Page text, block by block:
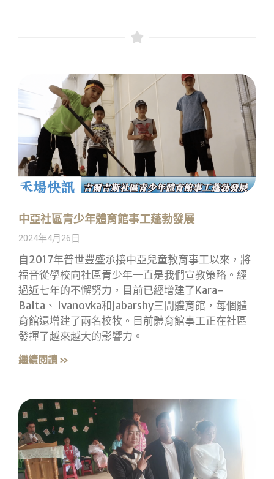
中亞社區青少年體育館事工蓬勃發展
2024年4月26日
自2017年普世豐盛承接中亞兒童教育事工以來，將
福音從學校向社區青少年一直是我們宣教策略。經
過近七年的不懈努力，目前已經增建了Kara-
Balta、 Ivanovka和Jabarshy三間體育館，每個體
育館還增建了兩名校牧。目前體育館事工正在社區
發揮了越來越大的影響力。
繼續閱讀 »